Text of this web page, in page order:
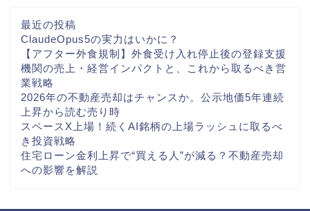
最近の投稿
ClaudeOpus5の実力はいかに？
【アフター外食規制】外食受け入れ停止後の登録支援
機関の売上・経営インパクトと、これから取るべき営
業戦略
2026年の不動産売却はチャンスか。公示地価5年連続
上昇から読む売り時
スペースX上場！続くAI銘柄の上場ラッシュに取るべ
き投資戦略
住宅ローン金利上昇で“買える人”が減る？不動産売却
への影響を解説